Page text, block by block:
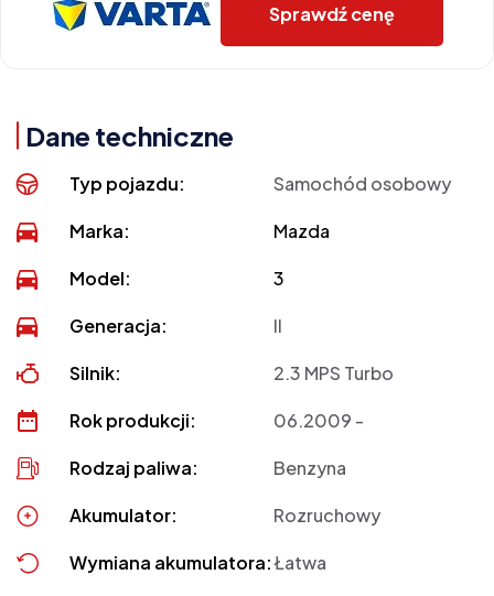
Sprawdź cenę
Dane techniczne
Typ pojazdu: Samochód osobowy
Marka: Mazda
Model: 3
Generacja: II
Silnik: 2.3 MPS Turbo
Rok produkcji: 06.2009 -
Rodzaj paliwa: Benzyna
Akumulator: Rozruchowy
Wymiana akumulatora:Łatwa